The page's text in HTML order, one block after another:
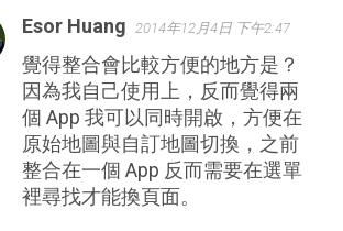
Esor Huang 2014年12月4日 下午2:47
覺得整合會比較方便的地方是？
因為我自己使用上，反而覺得兩
個 App 我可以同時開啟，方便在
原始地圖與自訂地圖切換，之前
整合在一個 App 反而需要在選單
裡尋找才能換頁面。